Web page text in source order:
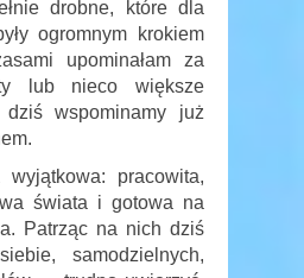
drobne, które dla
ogromnym krokiem
upominałam za
lub nieco większe
wspominamy już
wyjątkowa: pracowita,
świata i gotowa na
Patrząc na nich dziś
samodzielnych,